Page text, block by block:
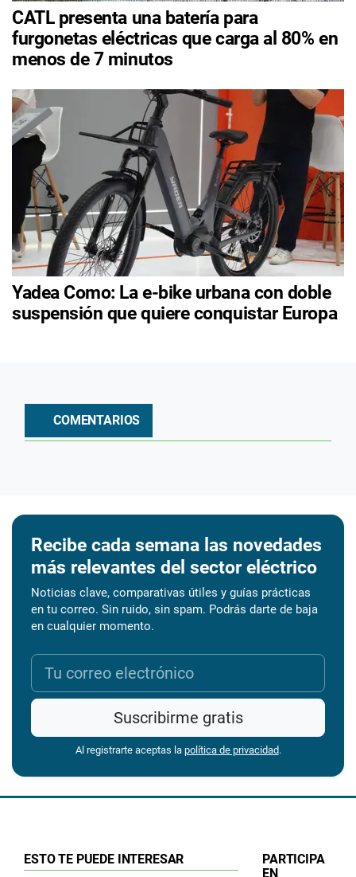
CATL presenta una batería para
furgonetas eléctricas que carga al 80% en
menos de 7 minutos
Yadea Como: La e-bike urbana con doble
suspensión que quiere conquistar Europa
COMENTARIOS
Recibe cada semana las novedades
más relevantes del sector eléctrico
Noticias clave, comparativas útiles y guías prácticas
en tu correo. Sin ruido, sin spam. Podrás darte de baja
en cualquier momento.
Suscribirme gratis
Al registrarte aceptas la política de privacidad.
ESTO TE PUEDE INTERESAR
PARTICIPA
EN